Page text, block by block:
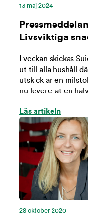
13 maj 2024
Livsviktiga
I veckan skickas
ut till alla hushåll
utskick är en
nu levererat en
Läs artikeln
28 oktober 2020